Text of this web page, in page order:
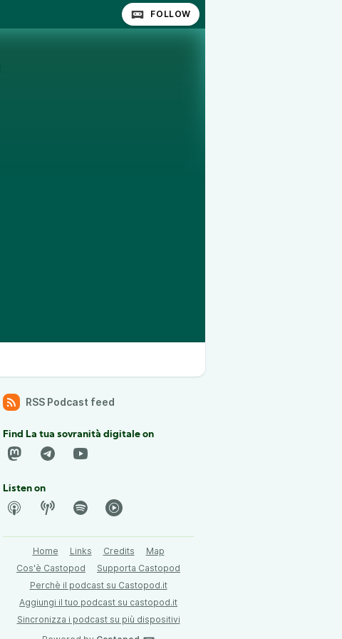
FOLLOW
RSS Podcast feed
Find La tua sovranità digitale on
Listen on
Home Links Credits
Map
Cos'è Castopod
Supporta Castopod
Perchè il podcast su Castopod.it
Aggiungi il tuo podcast su castopod.it
Sincronizza i podcast su più dispositivi